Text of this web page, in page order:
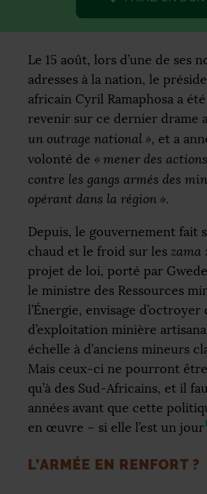
Le 15 août, lors d’une de ses
adresses à la nation, le
africain Cyril Ramaphosa a
revenir sur ce dernier drame
un outrage national », et a
volonté de « mener des
contre les gangs armés des
opérant dans la région ».
Depuis, le gouvernement fait
chaud et le froid sur les zama
projet de loi, porté par
le ministre des Ressources
l’Énergie, envisage d’octroyer
d’exploitation minière
échelle à d’anciens mineurs
Mais ceux-ci ne pourront
qu’à des Sud-Africains, et il
années avant que cette
en œuvre – si elle l’est un jour
L’ARMÉE EN RENFORT ?